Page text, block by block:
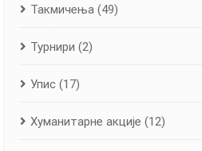
Такмичења (49)
Турнири (2)
Упис (17)
Хуманитарне aкције (12)